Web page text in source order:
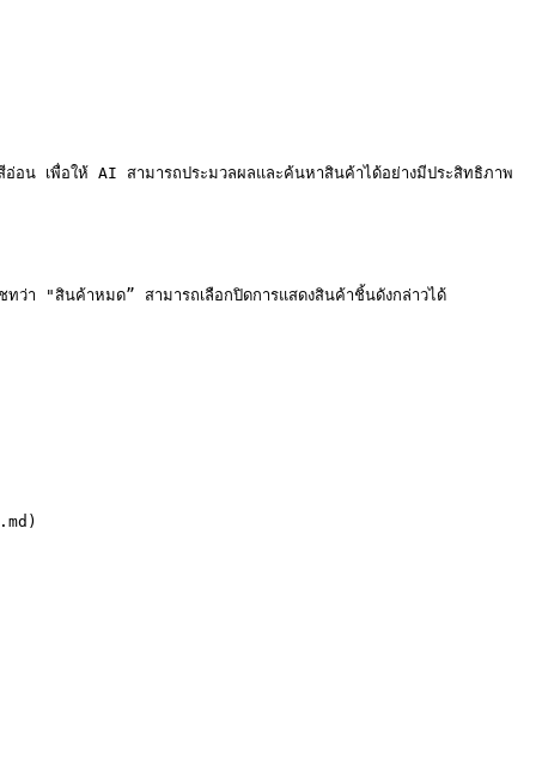
เพื่อให้ AI สามารถประมวลผลและค้นหาสินค้าได้อย่างมีประสิทธิภาพ
า "สินค้าหมด” สามารถเลือกปิดการแสดงสินค้าชิ้นดังกล่าวได้